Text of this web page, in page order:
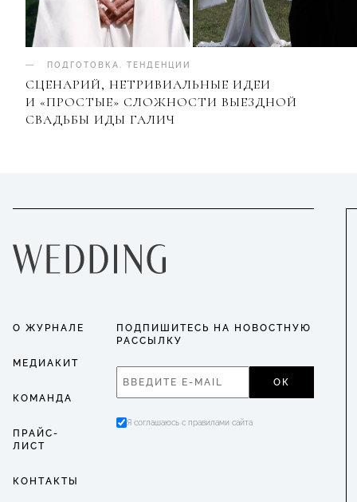
ПОДГОТОВКА ТЕНДЕНЦИИ
СЦЕНАРИЙ, НЕТРИВИАЛЬНЫЕ ИДЕИ
И «ПРОСТЫЕ» СЛОЖНОСТИ ВЫЕЗДНОЙ
СВАДЬБЫ ИДЫ ГАЛИЧ
О ЖУРНАЛЕ
МЕДИАКИТ
КОМАНДА
ПРАЙС-
ЛИСТ
КОНТАКТЫ
ПОДПИШИТЕСЬ НА НОВОСТНУЮ
РАССЫЛКУ
ОК
Я соглашаюсь с правилами сайта